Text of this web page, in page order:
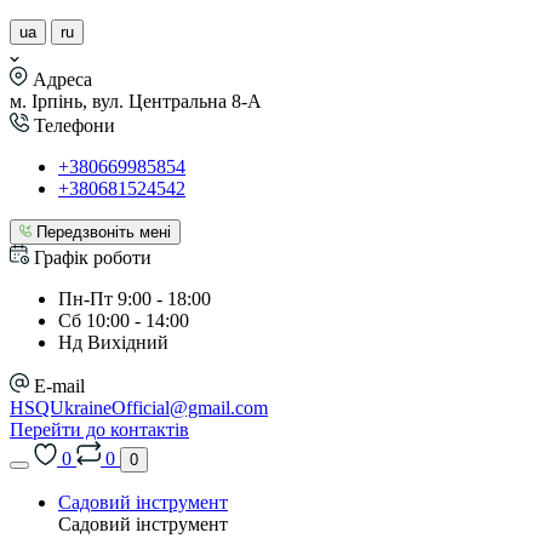
ua ru
Адреса
м. Ірпінь, вул. Центральна 8-А
Телефони
+380669985854
+380681524542
Передзвоніть мені
Графік роботи
Пн-Пт 9:00 - 18:00
Сб 10:00 - 14:00
Нд Вихідний
E-mail
HSQUkraineOfficial@gmail.com
Перейти до контактів
0
0 0
Садовий інструмент
Садовий інструмент